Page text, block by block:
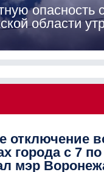
опасность
области
отключение
города с 7 по
мэр